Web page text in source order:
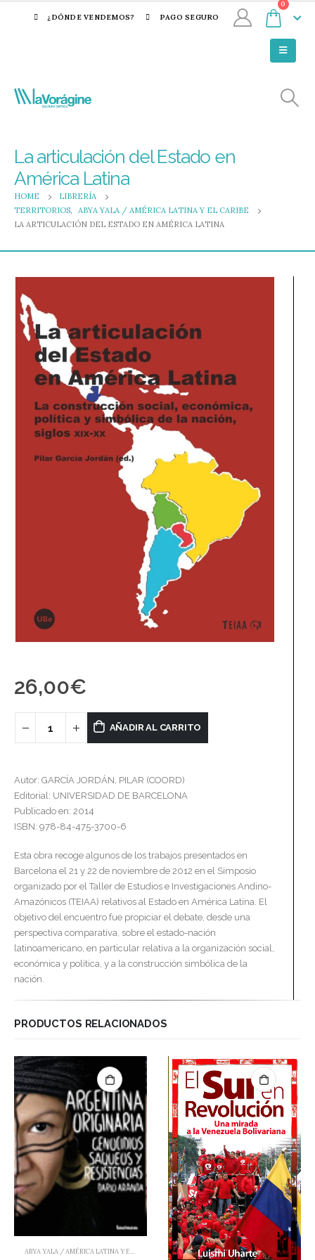
¿DÓNDE VENDEMOS? PAGO SEGURO
0
La articulación del Estado en
América Latina
HOME
LIBRERÍA
TERRITORIOS,
ABYA YALA / AMÉRICA LATINA Y EL CARIBE
LA ARTICULACIÓN DEL ESTADO EN AMÉRICA LATINA
26,00€
AÑADIR AL CARRITO
Autor: GARCÍA JORDÁN, PILAR (COORD)
Editorial: UNIVERSIDAD DE BARCELONA
Publicado en: 2014
ISBN: 978-84-475-3700-6
Esta obra recoge algunos de los trabajos presentados en
Barcelona el 21 y 22 de noviembre de 2012 en el Simposio
organizado por el Taller de Estudios e Investigaciones Andino-
Amazónicos (TEIAA) relativos al Estado en América Latina. El
objetivo del encuentro fue propiciar el debate, desde una
perspectiva comparativa, sobre el estado-nación
latinoamericano, en particular relativa a la organización social,
económica y política, y a la construcción simbólica de la
nación.
PRODUCTOS RELACIONADOS
ABYA YALA / AMÉRICA LATINA Y EL CARIBE